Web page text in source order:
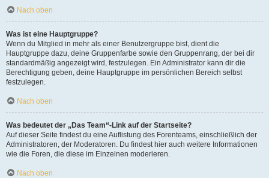
Nach oben
Was ist eine Hauptgruppe?
Wenn du Mitglied in mehr als einer Benutzergruppe bist, dient die
Hauptgruppe dazu, deine Gruppenfarbe sowie den Gruppenrang, der bei dir
standardmäßig angezeigt wird, festzulegen. Ein Administrator kann dir die
Berechtigung geben, deine Hauptgruppe im persönlichen Bereich selbst
festzulegen.
Nach oben
Was bedeutet der „Das Team“-Link auf der Startseite?
Auf dieser Seite findest du eine Auflistung des Forenteams, einschließlich der
Administratoren, der Moderatoren. Du findest hier auch weitere Informationen
wie die Foren, die diese im Einzelnen moderieren.
Nach oben